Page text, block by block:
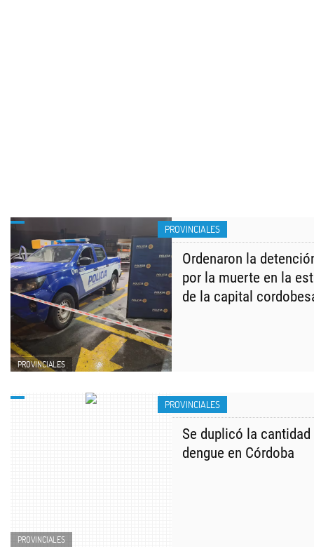
PROVINCIALES
PROVINCIALES
Ordenaron la
por la muerte en la
de la capital
PROVINCIALES
PROVINCIALES
Se duplicó la
dengue en Córdoba